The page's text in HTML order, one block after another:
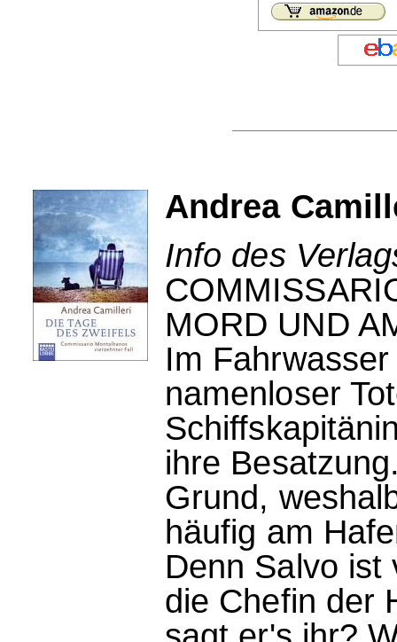
Andrea
Info des
MORD UND
Im
namenloser
ihre
Grund,
häufig am
Denn Salvo
die Chefin der